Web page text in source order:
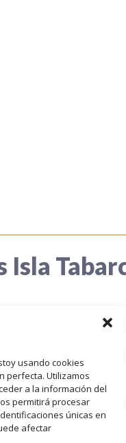
usando cookies
perfecta. Utilizamos
a la información del
permitirá procesar
únicas en
afectar
Isla
las
encanto,
plus? Una
en sus